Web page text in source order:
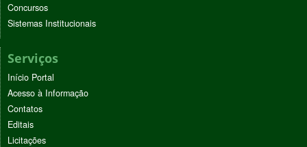
Concursos
Sistemas Institucionais
Serviços
Início Portal
Acesso à Informação
Contatos
Editais
Licitações